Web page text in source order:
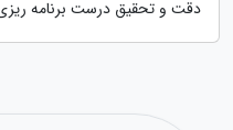
دقت و تحقیق درست برنامه